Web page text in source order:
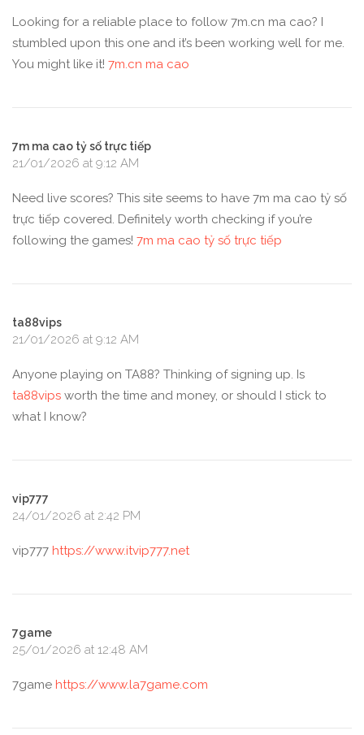
Looking for a reliable place to follow 7m.cn ma cao? I
stumbled upon this one and it’s been working well for me.
You might like it! 7m.cn ma cao
7m ma cao tỷ số trực tiếp
21/01/2026 at 9:12 AM
Need live scores? This site seems to have 7m ma cao tỷ số
trực tiếp covered. Definitely worth checking if you’re
following the games! 7m ma cao tỷ số trực tiếp
ta88vips
21/01/2026 at 9:12 AM
Anyone playing on TA88? Thinking of signing up. Is
ta88vips worth the time and money, or should I stick to
what I know?
vip777
24/01/2026 at 2:42 PM
vip777 https://www.itvip777.net
7game
25/01/2026 at 12:48 AM
7game https://www.la7game.com